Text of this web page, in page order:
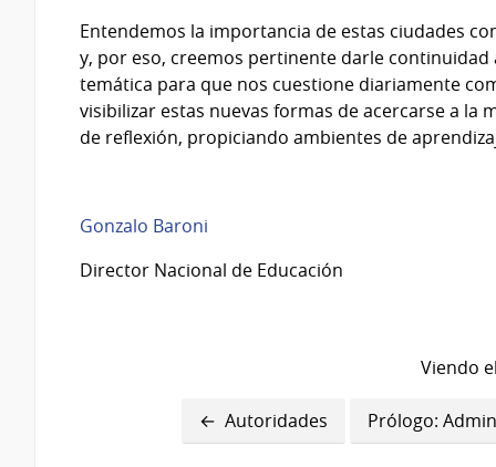
Entendemos la importancia de estas ciudades
y, por eso, creemos pertinente darle
temática para que nos cuestione diariamente
visibilizar estas nuevas formas de acercarse a
de reflexión, propiciando ambientes de
Gonzalo Baroni
Director Nacional de Educación
Viendo
Enlaces
transversales
Autoridades Prólogo: